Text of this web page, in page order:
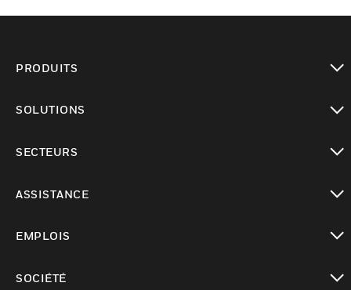
PRODUITS
SOLUTIONS
SECTEURS
ASSISTANCE
EMPLOIS
SOCIÉTÉ